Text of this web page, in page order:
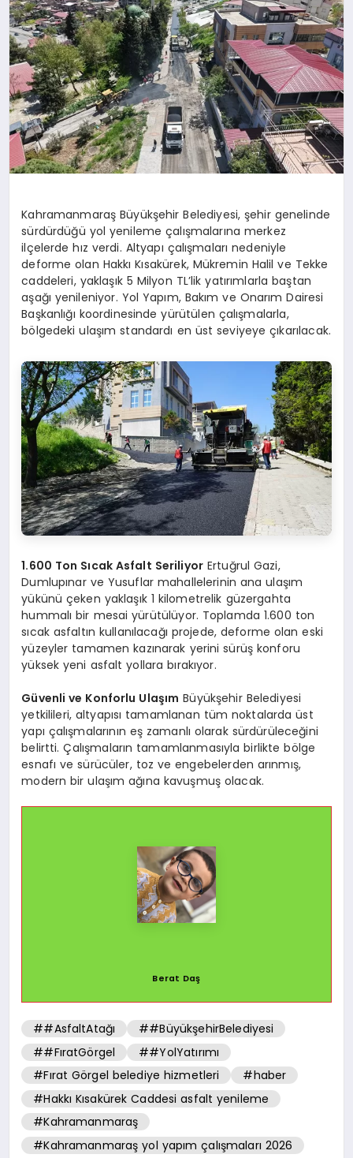
Kahramanmaraş Büyükşehir Belediyesi, şehir genelinde
sürdürdüğü yol yenileme çalışmalarına merkez
ilçelerde hız verdi. Altyapı çalışmaları nedeniyle
deforme olan Hakkı Kısakürek, Mükremin Halil ve Tekke
caddeleri, yaklaşık 5 Milyon TL’lik yatırımlarla baştan
aşağı yenileniyor. Yol Yapım, Bakım ve Onarım Dairesi
Başkanlığı koordinesinde yürütülen çalışmalarla,
bölgedeki ulaşım standardı en üst seviyeye çıkarılacak.
1.600 Ton Sıcak Asfalt Seriliyor Ertuğrul Gazi,
Dumlupınar ve Yusuflar mahallelerinin ana ulaşım
yükünü çeken yaklaşık 1 kilometrelik güzergahta
hummalı bir mesai yürütülüyor. Toplamda 1.600 ton
sıcak asfaltın kullanılacağı projede, deforme olan eski
yüzeyler tamamen kazınarak yerini sürüş konforu
yüksek yeni asfalt yollara bırakıyor.
Güvenli ve Konforlu Ulaşım Büyükşehir Belediyesi
yetkilileri, altyapısı tamamlanan tüm noktalarda üst
yapı çalışmalarının eş zamanlı olarak sürdürüleceğini
belirtti. Çalışmaların tamamlanmasıyla birlikte bölge
esnafı ve sürücüler, toz ve engebelerden arınmış,
modern bir ulaşım ağına kavuşmuş olacak.
Berat Daş
##AsfaltAtağı
##BüyükşehirBelediyesi
##FıratGörgel
##YolYatırımı
#Fırat Görgel belediye hizmetleri
#haber
#Hakkı Kısakürek Caddesi asfalt yenileme
#Kahramanmaraş
#Kahramanmaraş yol yapım çalışmaları 2026